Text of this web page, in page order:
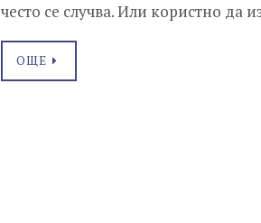
често се случва. Или користно да
ОЩЕ